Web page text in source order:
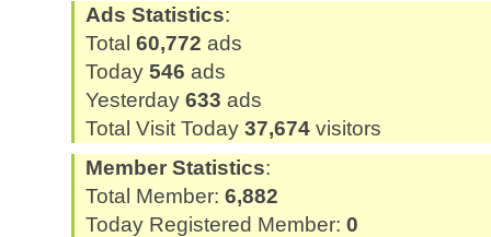
Ads Statistics:
Total 60,772 ads
Today 546 ads
Yesterday 633 ads
Total Visit Today 37,674 visitors
Member Statistics:
Total Member: 6,882
Today Registered Member: 0